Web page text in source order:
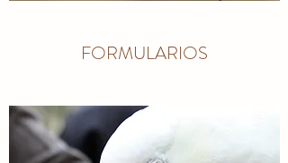
FORMULARIOS